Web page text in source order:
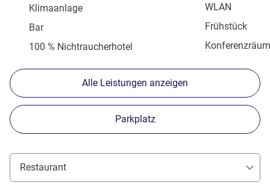
WLAN
Klimaanlage
Frühstück
Bar
100 % Nichtraucherhotel
Alle Leistungen anzeigen
Parkplatz
Restaurant